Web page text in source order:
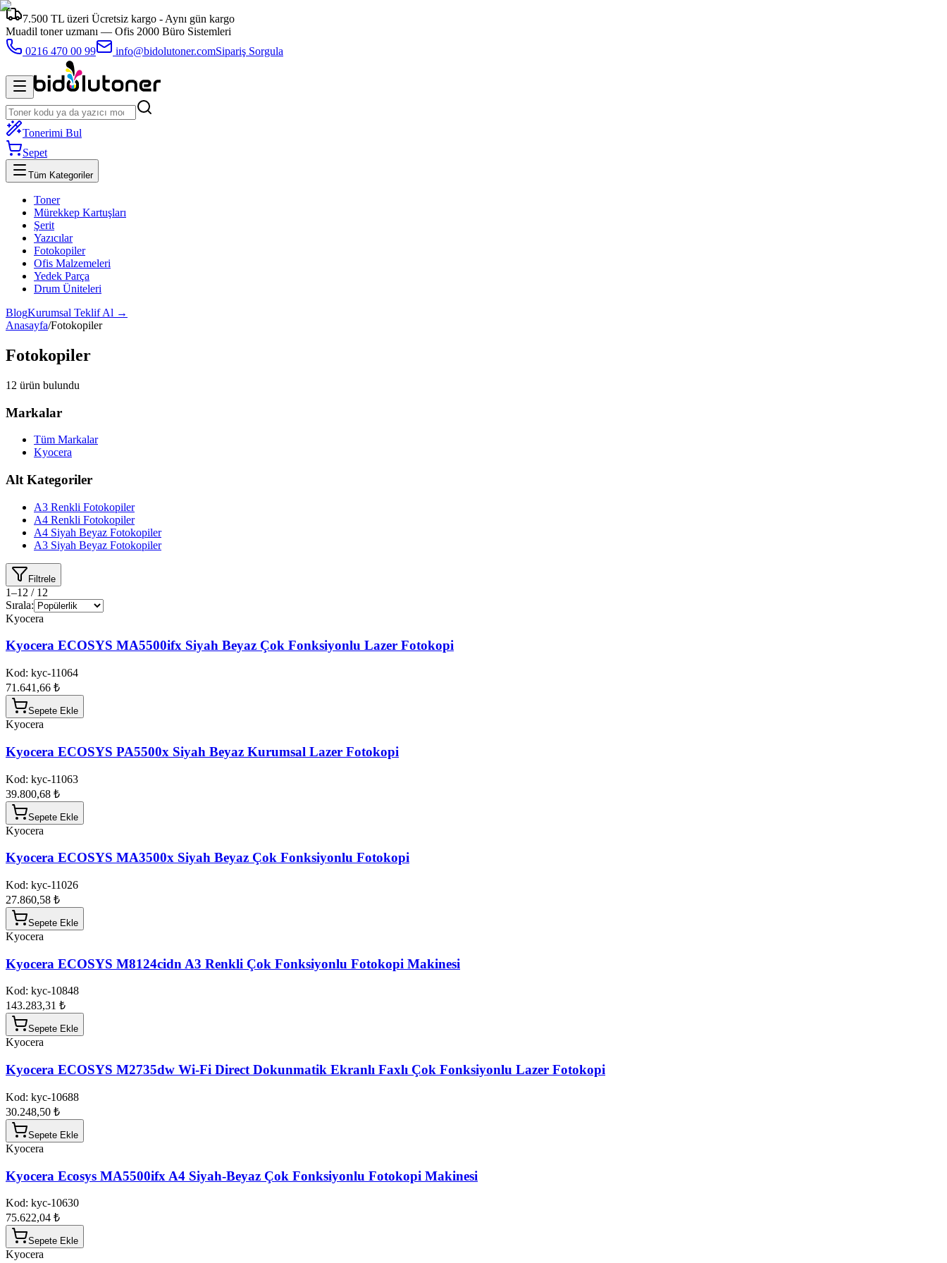
7.500 TL üzeri Ücretsiz kargo - Aynı gün kargo
Muadil toner uzmanı — Ofis 2000 Büro Sistemleri
0216 470 00 99
info@bidolutoner.comSipariş Sorgula
Tonerimi Bul
Sepet
Tüm Kategoriler
Toner
Mürekkep Kartuşları
Şerit
Yazıcılar
Fotokopiler
Ofis Malzemeleri
Yedek Parça
Drum Üniteleri
BlogKurumsal Teklif Al →
Anasayfa/Fotokopiler
Fotokopiler
12 ürün bulundu
Markalar
Tüm Markalar
Kyocera
Alt Kategoriler
A3 Renkli Fotokopiler
A4 Renkli Fotokopiler
A4 Siyah Beyaz Fotokopiler
A3 Siyah Beyaz Fotokopiler
Filtrele
1–12 / 12
Sırala:
Kyocera
Kyocera ECOSYS MA5500ifx Siyah Beyaz Çok Fonksiyonlu Lazer Fotokopi
Kod: kyc-11064
71.641,66 ₺
Sepete Ekle
Kyocera
Kyocera ECOSYS PA5500x Siyah Beyaz Kurumsal Lazer Fotokopi
Kod: kyc-11063
39.800,68 ₺
Sepete Ekle
Kyocera
Kyocera ECOSYS MA3500x Siyah Beyaz Çok Fonksiyonlu Fotokopi
Kod: kyc-11026
27.860,58 ₺
Sepete Ekle
Kyocera
Kyocera ECOSYS M8124cidn A3 Renkli Çok Fonksiyonlu Fotokopi Makinesi
Kod: kyc-10848
143.283,31 ₺
Sepete Ekle
Kyocera
Kyocera ECOSYS M2735dw Wi-Fi Direct Dokunmatik Ekranlı Faxlı Çok Fonksiyonlu Lazer Fotokopi
Kod: kyc-10688
30.248,50 ₺
Sepete Ekle
Kyocera
Kyocera Ecosys MA5500ifx A4 Siyah-Beyaz Çok Fonksiyonlu Fotokopi Makinesi
Kod: kyc-10630
75.622,04 ₺
Sepete Ekle
Kyocera